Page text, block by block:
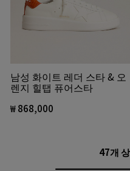
남성 화이트 레더 스타 & 오
렌지 힐탭 퓨어스타
₩ 868,000
47개